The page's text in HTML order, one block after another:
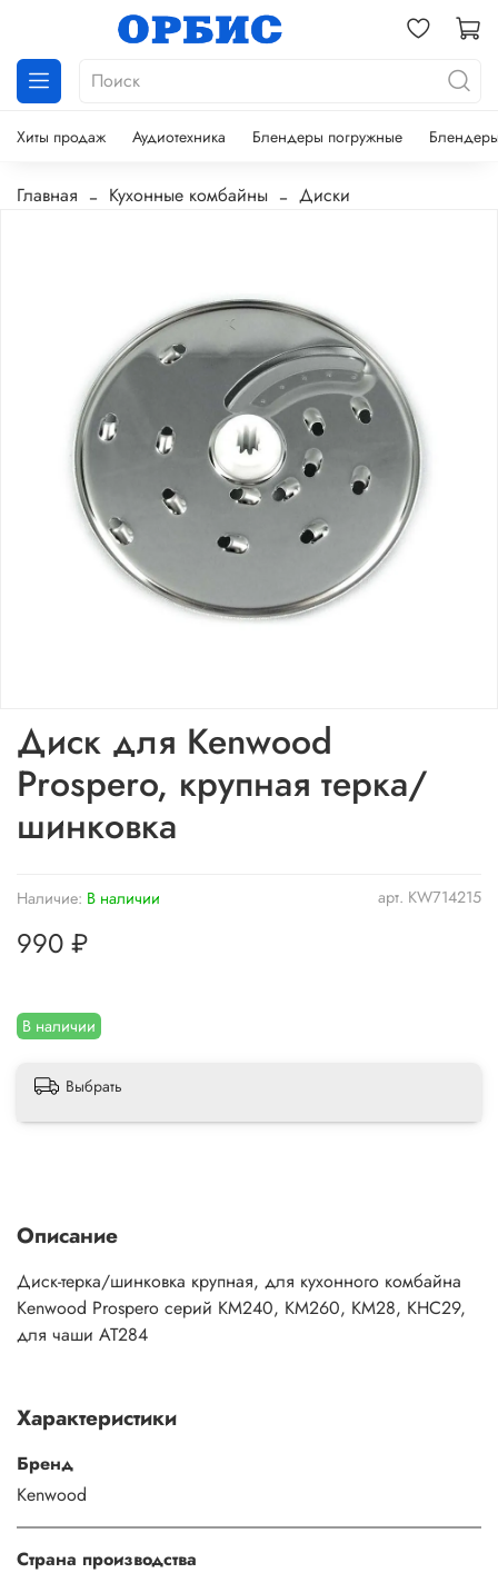
Хиты продаж Аудиотехника Блендеры погружные
Главная Кухонные комбайны Диски
арт. KW714215
Наличие: В наличии
В наличии
Диск для Kenwood
Prospero, крупная терка/
шинковка
990 ₽
Выбрать
Описание
Диск-терка/шинковка крупная, для кухонного комбайна
Kenwood Prospero серий KM240, KM260, KM28, KHC29,
для чаши AT284
Характеристики
Бренд
Kenwood
Страна производства